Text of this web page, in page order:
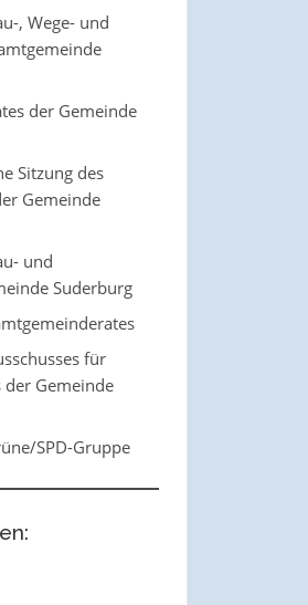
, Wege- und
der Gemeinde
Sitzung des
Gemeinde
und
Suderburg
für
der Gemeinde
SPD-Gruppe